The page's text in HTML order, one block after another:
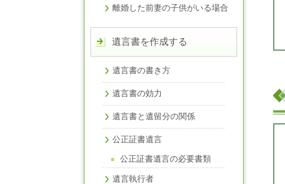
離婚した前妻の子供がいる場合
遺言書を作成する
遺言書の書き方
遺言書の効力
遺言書と遺留分の関係
公正証書遺言
公正証書遺言の必要書類
遺言執行者